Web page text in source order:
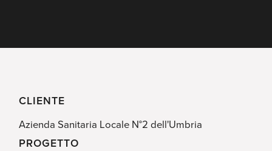
CLIENTE
Azienda Sanitaria Locale N°2 dell'Umbria
PROGETTO